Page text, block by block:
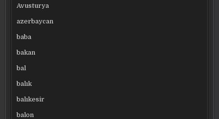
Avusturya
azerbaycan
baba
bakan
bal
balık
balıkesir
balon